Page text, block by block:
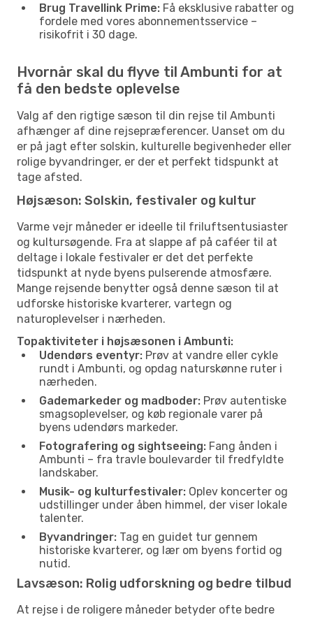
Brug Travellink Prime: Få eksklusive rabatter og
fordele med vores abonnementsservice –
risikofrit i 30 dage.
Hvornår skal du flyve til Ambunti for at
få den bedste oplevelse
Valg af den rigtige sæson til din rejse til Ambunti
afhænger af dine rejsepræferencer. Uanset om du
er på jagt efter solskin, kulturelle begivenheder eller
rolige byvandringer, er der et perfekt tidspunkt at
tage afsted.
Højsæson: Solskin, festivaler og kultur
Varme vejr måneder er ideelle til friluftsentusiaster
og kultursøgende. Fra at slappe af på caféer til at
deltage i lokale festivaler er det det perfekte
tidspunkt at nyde byens pulserende atmosfære.
Mange rejsende benytter også denne sæson til at
udforske historiske kvarterer, vartegn og
naturoplevelser i nærheden.
Topaktiviteter i højsæsonen i Ambunti:
Udendørs eventyr: Prøv at vandre eller cykle
rundt i Ambunti, og opdag naturskønne ruter i
nærheden.
Gademarkeder og madboder: Prøv autentiske
smagsoplevelser, og køb regionale varer på
byens udendørs markeder.
Fotografering og sightseeing: Fang ånden i
Ambunti – fra travle boulevarder til fredfyldte
landskaber.
Musik- og kulturfestivaler: Oplev koncerter og
udstillinger under åben himmel, der viser lokale
talenter.
Byvandringer: Tag en guidet tur gennem
historiske kvarterer, og lær om byens fortid og
nutid.
Lavsæson: Rolig udforskning og bedre tilbud
At rejse i de roligere måneder betyder ofte bedre